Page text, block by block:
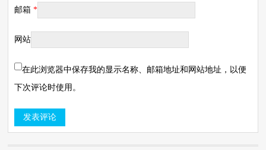
邮箱*
网站
在此浏览器中保存我的显示名称、邮箱地址和网站地址，以便
下次评论时使用。